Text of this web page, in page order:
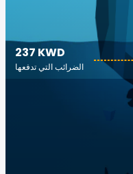
237 KWD
الضرائب التي تدفعها